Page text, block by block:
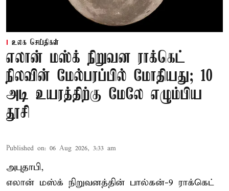
உலக செய்திகள்
எலான் மஸ்க் நிறுவன ராக்கெட்
நிலவின் மேல்பரப்பில் மோதியது; 10
அடி உயரத்திற்கு மேலே எழும்பிய
தூசி
Published on: 06 Aug 2026, 3:33 am
அபுதாபி,
எலான் மஸ்க் நிறுவனத்தின் பால்கன்-9 ராக்கெட்